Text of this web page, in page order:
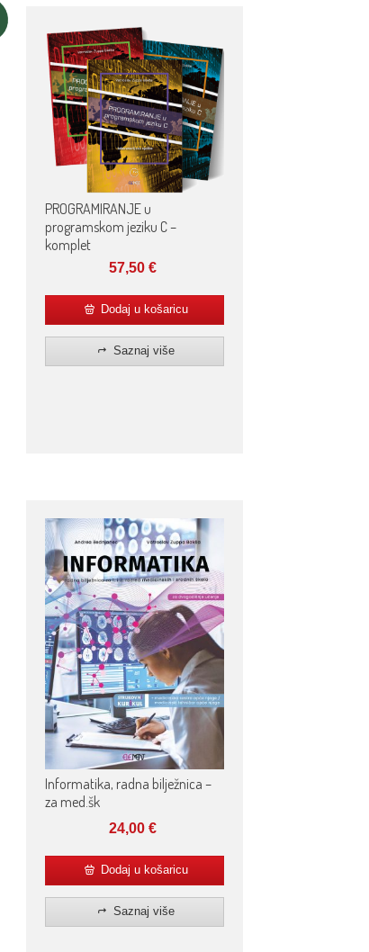
PROGRAMIRANJE u
programskom jeziku C –
komplet
57,50€
Dodaj u košaricu
Saznaj više
Informatika, radna bilježnica –
za med.šk
24,00€
Dodaj u košaricu
Saznaj više